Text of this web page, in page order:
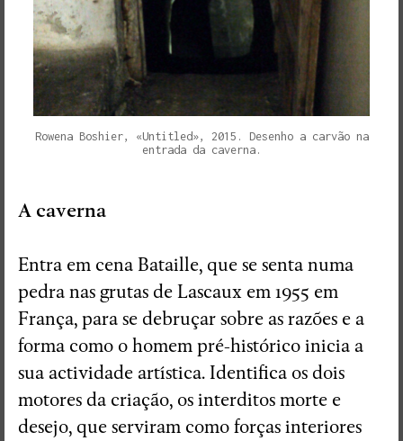
Rowena Boshier, «Untitled», 2015. Desenho a carvão na
entrada da caverna.
A caverna
Entra em cena Bataille, que se senta numa
pedra nas grutas de Lascaux em 1955 em
França, para se debruçar sobre as razões e a
forma como o homem pré-histórico inicia a
sua actividade artística. Identifica os dois
motores da criação, os interditos morte e
desejo, que serviram como forças interiores